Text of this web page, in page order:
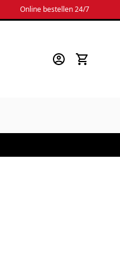
Online bestellen 24/7